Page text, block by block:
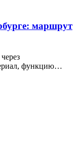
маршрут
функцию…